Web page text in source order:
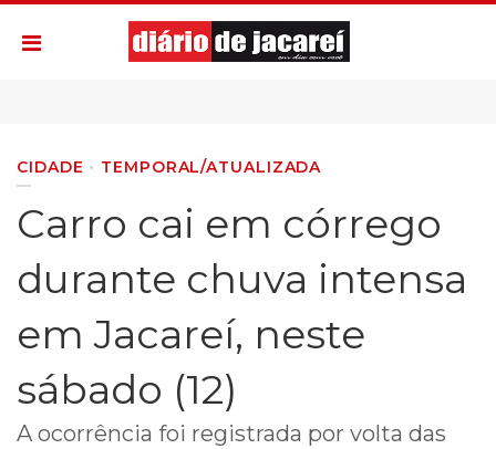
CIDADE TEMPORAL/ATUALIZADA
Carro cai em córrego
durante chuva intensa
em Jacareí, neste
sábado (12)
A ocorrência foi registrada por volta das